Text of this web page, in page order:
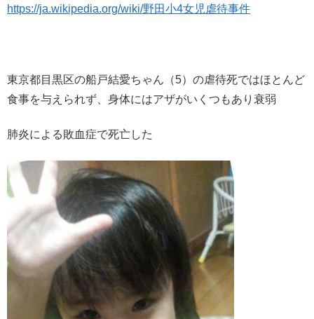
https://ja.wikipedia.org/wiki/野田小4女児虐待事件
東京都目黒区の船戸結愛ちゃん（5）の虐待死ではほとんど
食事を与えられず、身体にはアザがいくつもあり衰弱
肺炎による敗血症で死亡した